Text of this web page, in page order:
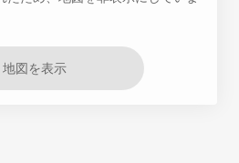
地図を表示